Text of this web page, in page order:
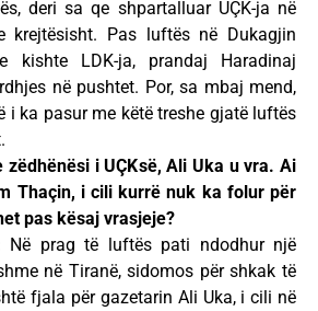
deri sa qe shpartalluar UÇK-ja në
krejtësisht. Pas luftës në Dukagjin
kishte LDK-ja, prandaj Haradinaj
në pushtet. Por, sa mbaj mend,
i ka pasur me këtë treshe gjatë luftës
zëdhënësi i UÇKsë, Ali Uka u vra. Ai
Thaçin, i cili kurrë nuk ka folur për
pas kësaj vrasjeje?
Në prag të luftës pati ndodhur një
në Tiranë, sidomos për shkak të
fjala për gazetarin Ali Uka, i cili në